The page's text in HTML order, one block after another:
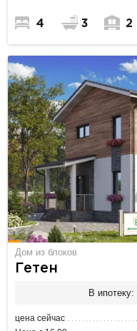
4 3 2
Дом из блоков
Гетен
В ипотеку:
цена сейчас